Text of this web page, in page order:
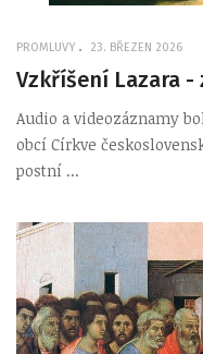
PROMLUVY 23. BŘEZEN 2026
Vzkříšení Lazara -
Audio a videozáznamy
obcí Církve
postní ...